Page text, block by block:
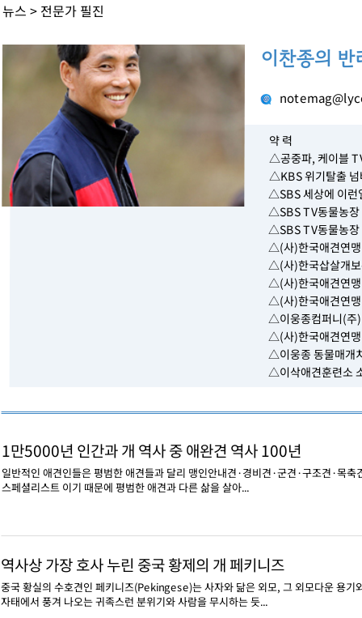
뉴스 > 전문가 필진
이찬종의 반
약 력
△공중파, 케이블
△KBS 위기탈출 넘
△SBS 세상에 이런
△SBS TV동물농장
△SBS TV동물농장
△(사)한국애견연
△(사)한국삽살개보
△(사)한국애견연
△(사)한국애견연맹
△이웅종컴퍼니(주
△(사)한국애견연맹
△이웅종 동물매개
△이삭애견훈련소
1만5000년 인간과 개 역사 중 애완견 역사 100년
일반적인 애견인들은 평범한 애견들과 달리 맹인안내견·경비견·군견·구조견·목
스페셜리스트 이기 때문에 평범한 애견과 다른 삶을 살아...
역사상 가장 호사 누린 중국 황제의 개 페키니즈
중국 황실의 수호견인 페키니즈(Pekingese)는 사자와 닮은 외모, 그 외모다운 용
자태에서 풍겨 나오는 귀족스런 분위기와 사람을 무시하는 듯...